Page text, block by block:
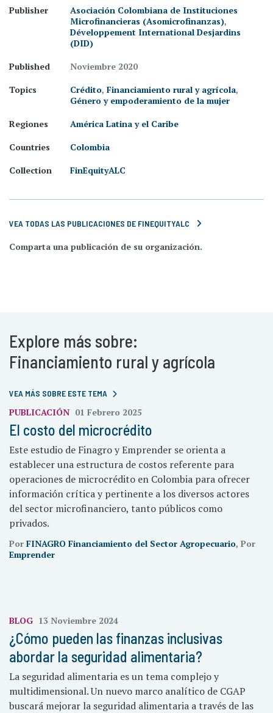
Publisher
Asociación Colombiana de Instituciones
Microfinancieras (Asomicrofinanzas),
Développement International Desjardins
(DID)
Published
Noviembre 2020
Topics
Crédito, Financiamiento rural y agrícola,
Género y empoderamiento de la mujer
Regiones
América Latina y el Caribe
Countries
Colombia
Collection
FinEquityALC
VEA TODAS LAS PUBLICACIONES DE FINEQUITYALC
Comparta una publicación de su organización.
Explore más sobre:
Financiamiento rural y agrícola
VEA MÁS SOBRE ESTE TEMA
PUBLICACIÓN 01 Febrero 2025
El costo del microcrédito
Este estudio de Finagro y Emprender se orienta a
establecer una estructura de costos referente para
operaciones de microcrédito en Colombia para ofrecer
información crítica y pertinente a los diversos actores
del sector microfinanciero, tanto públicos como
privados.
Por FINAGRO Financiamiento del Sector Agropecuario, Por
Emprender
BLOG 13 Noviembre 2024
¿Cómo pueden las finanzas inclusivas
abordar la seguridad alimentaria?
La seguridad alimentaria es un tema complejo y
multidimensional. Un nuevo marco analítico de CGAP
buscará mejorar la seguridad alimentaria a través de las